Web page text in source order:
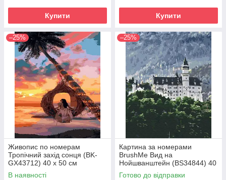
Купити Купити
–25%
Живопис по номерам
Тропічний захід сонця (BK-
GX43712) 40 х 50 см
В наявності
–25%
Картина за номерами
BrushMe Вид на
Нойшванштейн (BS34844) 40
х 50 см
Готово до відправки